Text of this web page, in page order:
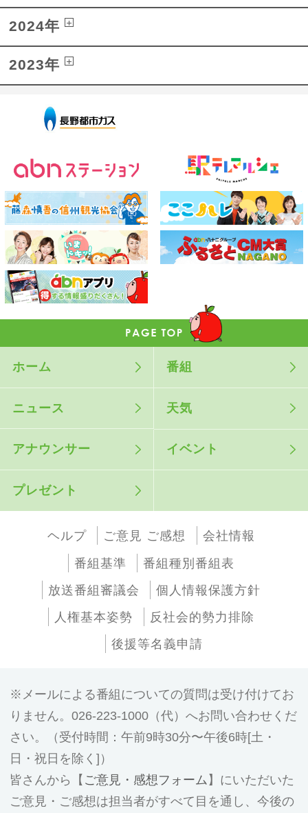
2024年
2023年
ホーム 番組
ニュース 天気
アナウンサー イベント
プレゼント
ヘルプ ご意見 ご感想
会社情報
番組基準
番組種別番組表
放送番組審議会
個人情報保護方針
人権基本姿勢
反社会的勢力排除
後援等名義申請
メールによる番組についての質問は受け付けてお
りません。026-223-1000（代）へお問い合わせくだ
さい。（受付時間：午前9時30分〜午後6時[土・
日・祝日を除く]）
皆さんから【 ご意見・感想フォーム 】にいただいた
ご意見・ご感想は担当者がすべて目を通し、今後の